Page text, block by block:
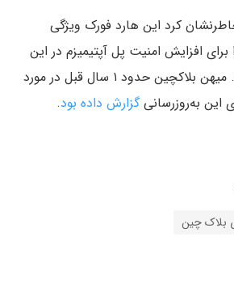
کرد این هارد فورک ویژگی
افزایش امنیت پل آپتیمیزم در این
شبکه فعال خواهد کرد. میهن بلاکچین حدود ۱ سال قبل در مورد
این ‌به‌روزرسانیگزارش داده بود.
بلاک چین